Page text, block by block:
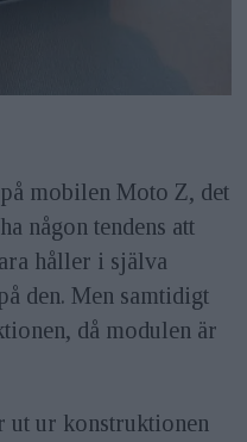
mobilen Moto Z, det
någon tendens att
håller i själva
den. Men samtidigt
då modulen är
ut ur konstruktionen